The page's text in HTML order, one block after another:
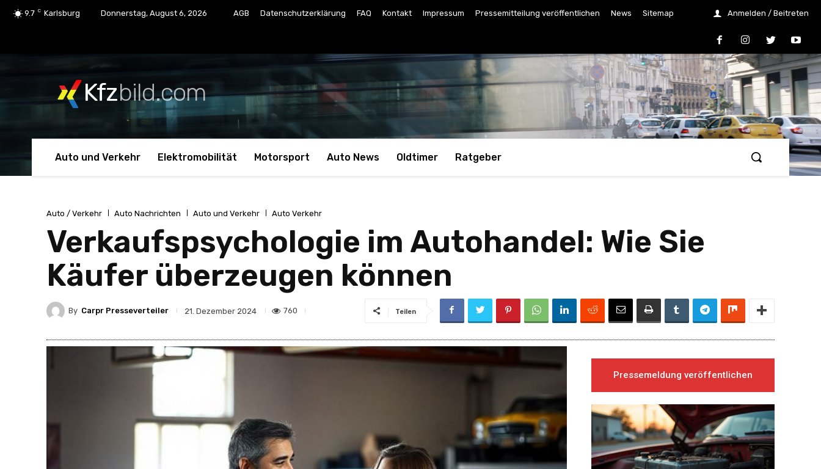
9.7 C Karlsburg Donnerstag, August 6, 2026 AGB Datenschutzerklärung FAQ Kontakt Impressum Pressemitteilung veröffentlichen News Sitemap Anmelden / Beitreten
Kfzbild.com
Auto und Verkehr Elektromobilität Motorsport Auto News Oldtimer Ratgeber
Auto / Verkehr Auto Nachrichten Auto und Verkehr Auto Verkehr
Verkaufspsychologie im Autohandel: Wie Sie
Käufer überzeugen können
By Carpr Presseverteiler 21. Dezember 2024 760 Teilen
Pressemeldung veröffentlichen